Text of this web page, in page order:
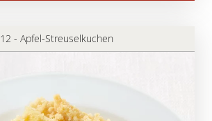
12 - Apfel-Streuselkuchen